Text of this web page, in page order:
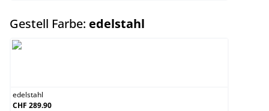
Gestell Farbe: edelstahl
edelstahl
CHF 289.90